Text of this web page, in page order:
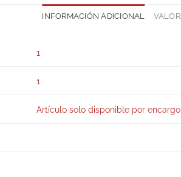
INFORMACIÓN ADICIONAL
1
1
Artículo solo disponible por encargo